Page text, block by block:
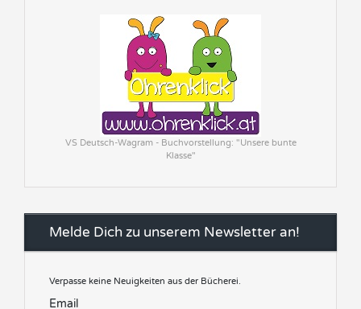
VS Deutsch-Wagram - Buchvorstellung: "Unsere bunte
Klasse"
Melde Dich zu unserem Newsletter an!
Verpasse keine Neuigkeiten aus der Bücherei.
Email